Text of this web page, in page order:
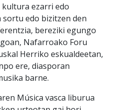
kultura ezarri edo
edo bizitzen den
bereziki egungo
Nafarroako Foru
Herriko eskualdeetan,
ere, diasporan
barne.
Música vasca liburua